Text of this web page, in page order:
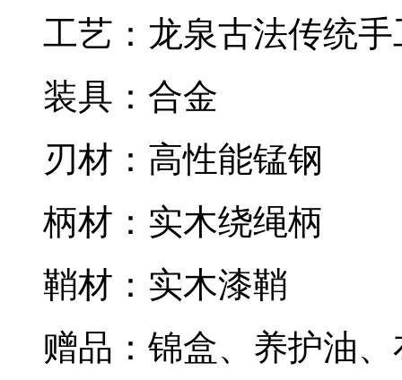
工艺：龙泉古法传统手
装具：合金
刃材：高性能锰钢
柄材：实木绕绳柄
鞘材：实木漆鞘
赠品：锦盒、养护油、